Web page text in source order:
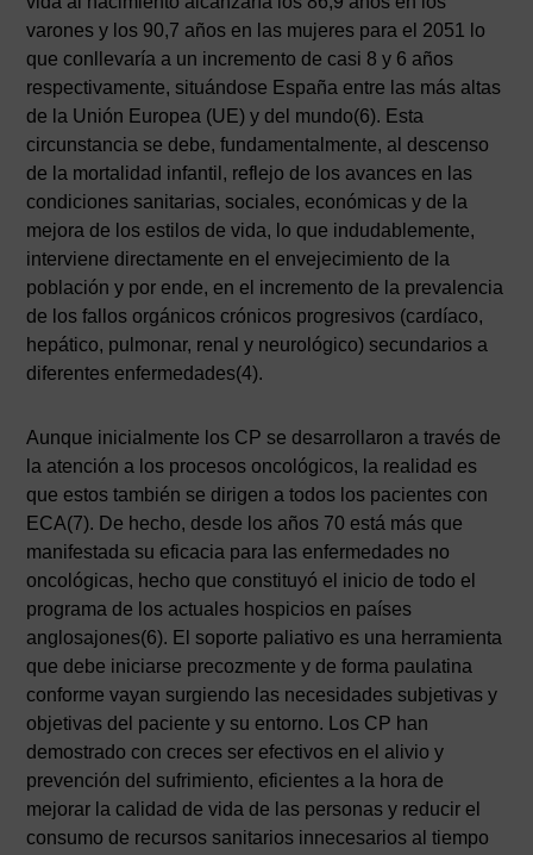
varones y los 90,7 años en las mujeres para el 2051 lo
que conllevaría a un incremento de casi 8 y 6 años
respectivamente, situándose España entre las más altas
de la Unión Europea (UE) y del mundo(6). Esta
circunstancia se debe, fundamentalmente, al descenso
de la mortalidad infantil, reflejo de los avances en las
condiciones sanitarias, sociales, económicas y de la
mejora de los estilos de vida, lo que indudablemente,
interviene directamente en el envejecimiento de la
población y por ende, en el incremento de la prevalencia
de los fallos orgánicos crónicos progresivos (cardíaco,
hepático, pulmonar, renal y neurológico) secundarios a
diferentes enfermedades(4).
Aunque inicialmente los CP se desarrollaron a través de
la atención a los procesos oncológicos, la realidad es
que estos también se dirigen a todos los pacientes con
ECA(7). De hecho, desde los años 70 está más que
manifestada su eficacia para las enfermedades no
oncológicas, hecho que constituyó el inicio de todo el
programa de los actuales hospicios en países
anglosajones(6). El soporte paliativo es una herramienta
que debe iniciarse precozmente y de forma paulatina
conforme vayan surgiendo las necesidades subjetivas y
objetivas del paciente y su entorno. Los CP han
demostrado con creces ser efectivos en el alivio y
prevención del sufrimiento, eficientes a la hora de
mejorar la calidad de vida de las personas y reducir el
consumo de recursos sanitarios innecesarios al tiempo